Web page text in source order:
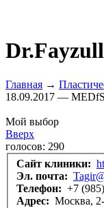
Главная →
18.09.2017 —
Мой выбор
Вверх
голосов: 290
Сайт клиники:
Эл. почта:
Телефон: +7
Адрес: Москва,